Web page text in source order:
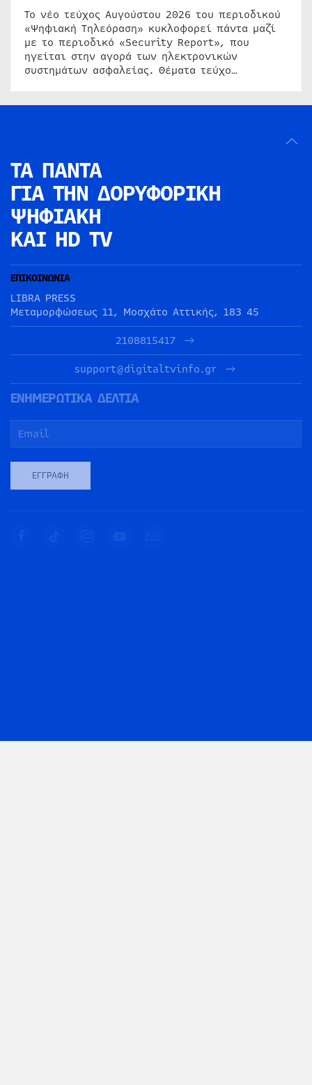
Το νέο τεύχος Αυγούστου 2026 του περιοδικού
«Ψηφιακή Τηλεόραση» κυκλοφορεί πάντα μαζί
με το περιοδικό «Security Report», που
ηγείται στην αγορά των ηλεκτρονικών
συστημάτων ασφαλείας. Θέματα τεύχο…
ΤΑ ΠΑΝΤΑ
ΓΙΑ ΤΗΝ ΔΟΡΥΦΟΡΙΚΗ
ΨΗΦΙΑΚΗ
ΚΑΙ HD TV
ΕΠΙΚΟΙΝΩΝΙΑ
LIBRA PRESS
Μεταμορφώσεως 11, Μοσχάτο Αττικής, 183 45
2108815417
support@digitaltvinfo.gr
ΕΝΗΜΕΡΩΤΙΚΑ ΔΕΛΤΙΑ
ΕΓΓΡΑΦΉ